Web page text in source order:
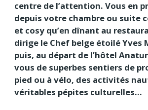
centre de l’attention. Vous en
depuis votre chambre ou suite
et cosy qu’en dînant au
dirige le Chef belge étoilé Yves
puis, au départ de l’hôtel
vous de superbes sentiers de
pied ou à vélo, des activités
véritables pépites culturelles…